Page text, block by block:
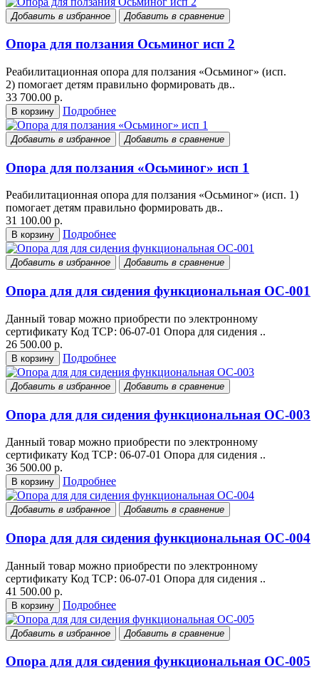
Добавить в избранное Добавить в сравнение
Опора для ползания Осьминог исп 2
Реабилитационная опора для ползания «Осьминог» (исп.
2) помогает детям правильно формировать дв..
33 700.00 р.
В корзину Подробнее
Добавить в избранное Добавить в сравнение
Опора для ползания «Осьминог» исп 1
Реабилитационная опора для ползания «Осьминог» (исп. 1)
помогает детям правильно формировать дв..
31 100.00 р.
В корзину Подробнее
Добавить в избранное Добавить в сравнение
Опора для для сидения функциональная OC-001
Данный товар можно приобрести по электронному
сертификату Код ТСР: 06-07-01 Опора для сидения ..
26 500.00 р.
В корзину Подробнее
Добавить в избранное Добавить в сравнение
Опора для для сидения функциональная OC-003
Данный товар можно приобрести по электронному
сертификату Код ТСР: 06-07-01 Опора для сидения ..
36 500.00 р.
В корзину Подробнее
Добавить в избранное Добавить в сравнение
Опора для для сидения функциональная OC-004
Данный товар можно приобрести по электронному
сертификату Код ТСР: 06-07-01 Опора для сидения ..
41 500.00 р.
В корзину Подробнее
Добавить в избранное Добавить в сравнение
Опора для для сидения функциональная OC-005